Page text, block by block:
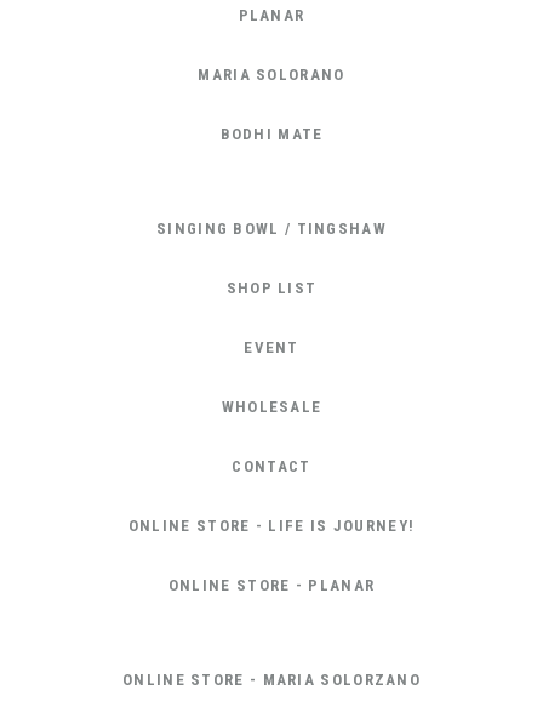
PLANAR
MARIA SOLORANO
BODHI MATE
SINGING BOWL / TINGSHAW
SHOP LIST
EVENT
WHOLESALE
CONTACT
ONLINE STORE - LIFE IS JOURNEY!
ONLINE STORE - PLANAR
ONLINE STORE - MARIA SOLORZANO